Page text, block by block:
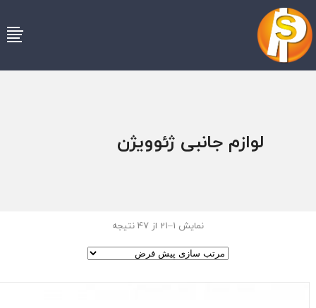
لوازم جانبی ژئوویژن
نمایش 1–21 از 47 نتیجه